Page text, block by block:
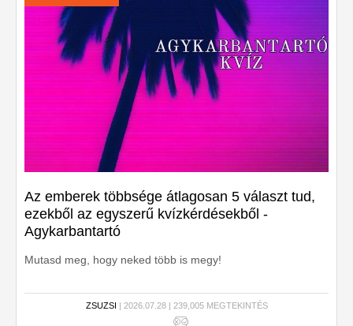
Az emberek többsége átlagosan 5 választ tud,
ezekből az egyszerű kvízkérdésekből -
Agykarbantartó
Mutasd meg, hogy neked több is megy!
ZSUZSI | 2026.07.28 | 239,005 MEGTEKINTÉS